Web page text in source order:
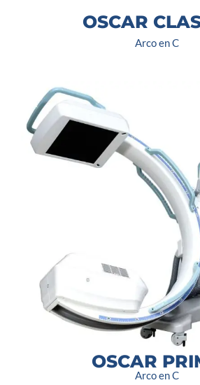
OSCAR
Arco en C
OSCAR
Arco en C